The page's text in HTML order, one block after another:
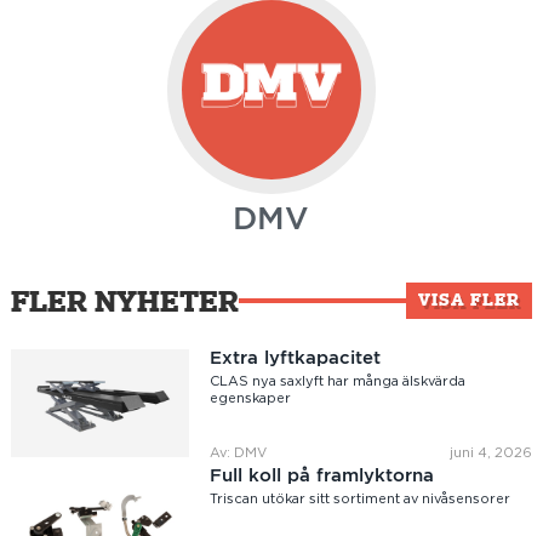
DMV
FLER NYHETER VISA FLER
Extra lyftkapacitet
CLAS nya saxlyft har många älskvärda
egenskaper
Av: DMV juni 4, 2026
Full koll på framlyktorna
Triscan utökar sitt sortiment av nivåsensorer